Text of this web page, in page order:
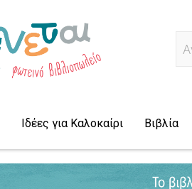
Ιδέες για Καλοκαίρι Βιβλία